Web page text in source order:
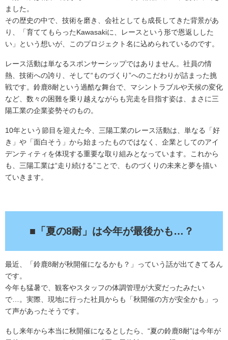
ました。
その歴史の中で、技術を磨き、会社としても成長してきた背景があ
り、「育ててもらったKawasakiに、レースという形で恩返しした
い」という想いが、このプロジェクト名に込められているのです。
レース活動は単なるスポンサーシップではありません。社員の情
熱、技術への誇り、そして“ものづくり”へのこだわりが詰まった挑
戦です。鈴鹿8耐という過酷な舞台で、マシントラブルや天候の変化
など、数々の困難を乗り越えながらも完走を目指す姿は、まさに三
陽工業の企業姿勢そのもの。
10年という節目を迎えた今、三陽工業のレース活動は、単なる「好
き」や「面白そう」から始まったものではなく、企業としてのアイ
デンティティを体現する重要な取り組みとなっています。これから
も、三陽工業は“走り続ける”ことで、ものづくりの未来と夢を描い
ていきます。
■「夏の8耐」は今年が最後かも…？
最近、「鈴鹿8耐が秋開催になるかも？」っていう話が出てきてるん
です。
今年も猛暑で、観客やスタッフの体調管理が大変だったみたい
で…。実際、現地に行った社員からも「秋開催の方が安全かも」っ
て声があったそうです。
もし来年から本当に秋開催になるとしたら、“夏の鈴鹿8耐”は今年が